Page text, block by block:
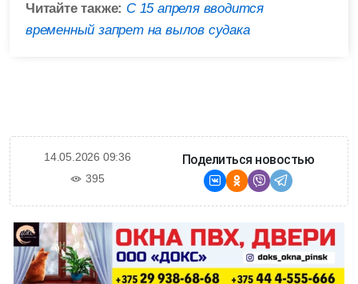
Читайте также: С 15 апреля вводится
временный запрет на вылов судака
14.05.2026 09:36
395
Поделиться новостью